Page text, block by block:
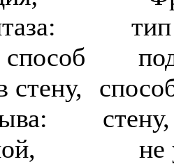
стену,
не